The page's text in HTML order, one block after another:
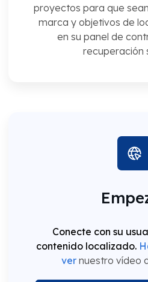
proyectos para que
marca y objetivos de
en su panel de
recuperación
Conecte con su
contenido localizado.
vernuestro vídeo